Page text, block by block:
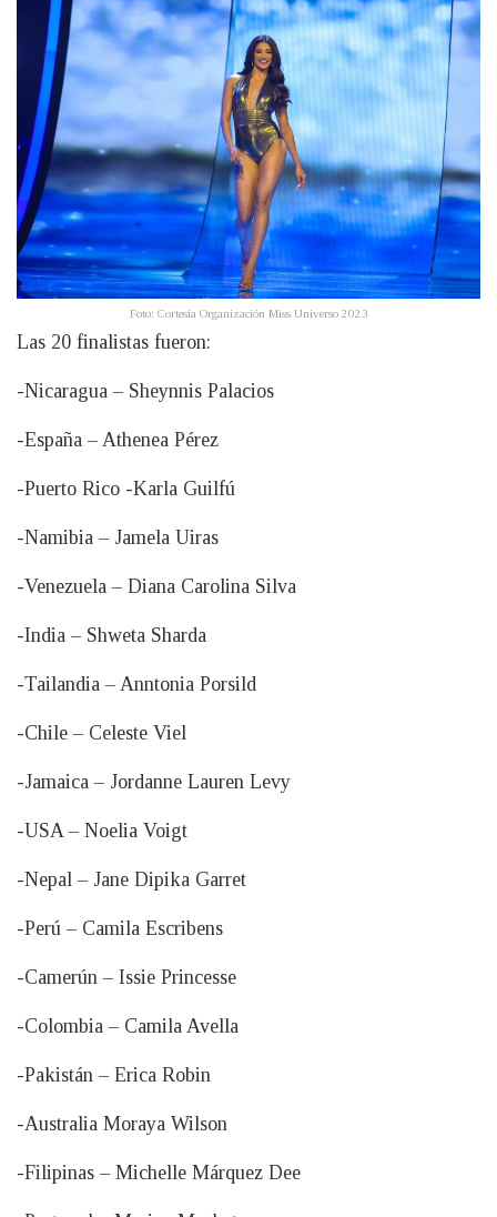
Foto: Cortesía Organización Miss Universo 2023
Las 20 finalistas fueron:
-Nicaragua – Sheynnis Palacios
-España – Athenea Pérez
-Puerto Rico -Karla Guilfú
-Namibia – Jamela Uiras
-Venezuela – Diana Carolina Silva
-India – Shweta Sharda
-Tailandia – Anntonia Porsild
-Chile – Celeste Viel
-Jamaica – Jordanne Lauren Levy
-USA – Noelia Voigt
-Nepal – Jane Dipika Garret
-Perú – Camila Escribens
-Camerún – Issie Princesse
-Colombia – Camila Avella
-Pakistán – Erica Robin
-Australia Moraya Wilson
-Filipinas – Michelle Márquez Dee